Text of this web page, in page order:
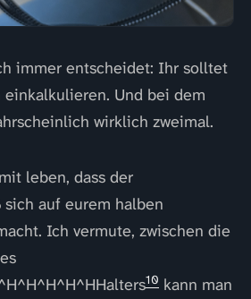
immer entscheidet: Ihr solltet
Und bei dem
wirklich zweimal.
leben, dass der
auf eurem halben
Ich vermute, zwischen die
10 kann man